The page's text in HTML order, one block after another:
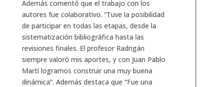
Además comentó que el trabajo con los
autores fue colaborativo. “Tuve la posibilidad
de participar en todas las etapas, desde la
sistematización bibliográfica hasta las
revisiones finales. El profesor Radrigán
siempre valoró mis aportes, y con Juan Pablo
Martí logramos construir una muy buena
dinámica”. Además destaca que “Fue una